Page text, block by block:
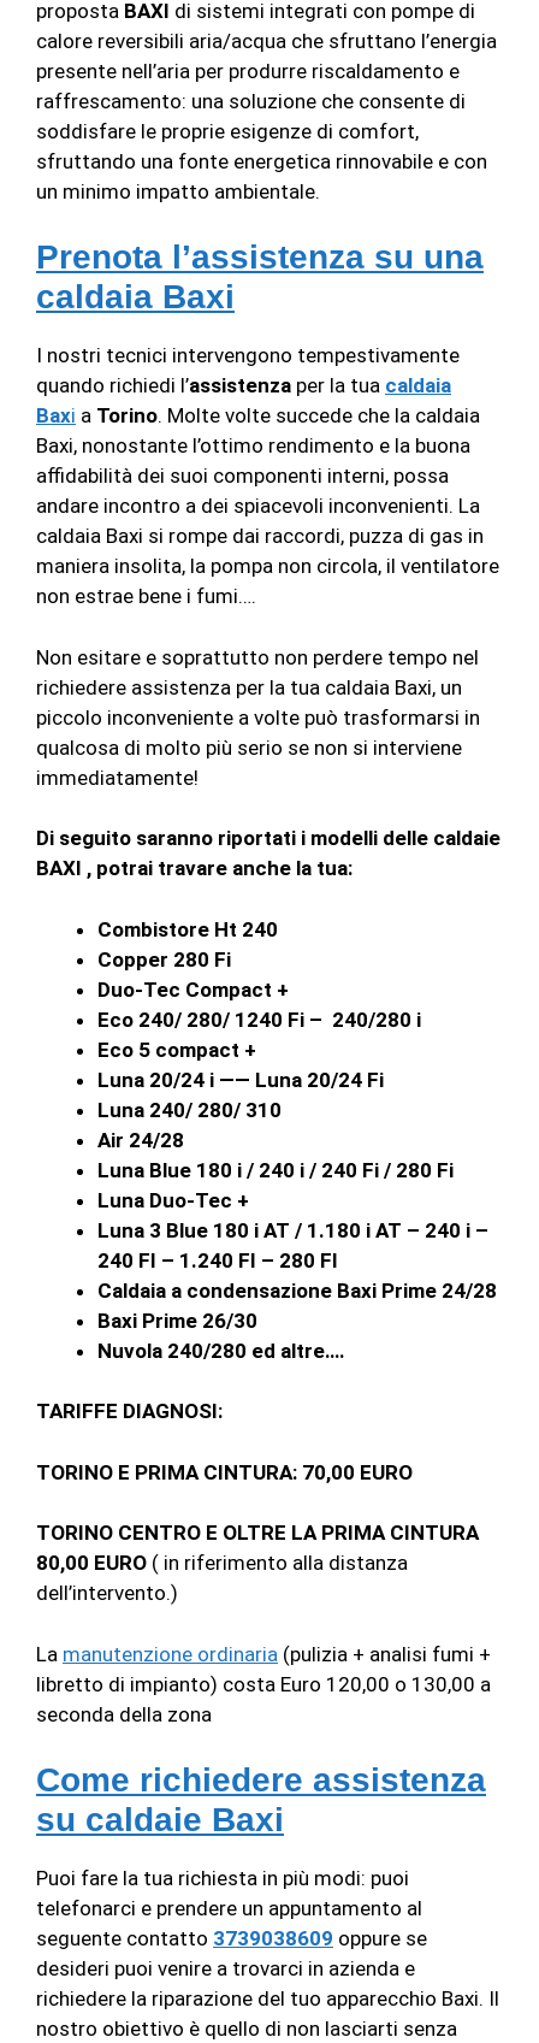
proposta BAXI di sistemi integrati con pompe di
calore reversibili aria/acqua che sfruttano l’energia
presente nell’aria per produrre riscaldamento e
raffrescamento: una soluzione che consente di
soddisfare le proprie esigenze di comfort,
sfruttando una fonte energetica rinnovabile e con
un minimo impatto ambientale.
Prenota l’assistenza su una
caldaia Baxi
I nostri tecnici intervengono tempestivamente
quando richiedi l’assistenza per la tua caldaia
Baxi a Torino. Molte volte succede che la caldaia
Baxi, nonostante l’ottimo rendimento e la buona
affidabilità dei suoi componenti interni, possa
andare incontro a dei spiacevoli inconvenienti. La
caldaia Baxi si rompe dai raccordi, puzza di gas in
maniera insolita, la pompa non circola, il ventilatore
non estrae bene i fumi….
Non esitare e soprattutto non perdere tempo nel
richiedere assistenza per la tua caldaia Baxi, un
piccolo inconveniente a volte può trasformarsi in
qualcosa di molto più serio se non si interviene
immediatamente!
Di seguito saranno riportati i modelli delle caldaie
BAXI , potrai travare anche la tua:
Combistore Ht 240
Copper 280 Fi
Duo-Tec Compact +
Eco 240/ 280/ 1240 Fi – 240/280 i
Eco 5 compact +
Luna 20/24 i —— Luna 20/24 Fi
Luna 240/ 280/ 310
Air 24/28
Luna Blue 180 i / 240 i / 240 Fi / 280 Fi
Luna Duo-Tec +
Luna 3 Blue 180 i AT / 1.180 i AT – 240 i –
240 FI – 1.240 FI – 280 FI
Caldaia a condensazione Baxi Prime 24/28
Baxi Prime 26/30
Nuvola 240/280 ed altre….
TARIFFE DIAGNOSI:
TORINO E PRIMA CINTURA: 70,00 EURO
TORINO CENTRO E OLTRE LA PRIMA CINTURA
80,00 EURO ( in riferimento alla distanza
dell’intervento.)
La manutenzione ordinaria (pulizia + analisi fumi +
libretto di impianto) costa Euro 120,00 o 130,00 a
seconda della zona
Come richiedere assistenza
su caldaie Baxi
Puoi fare la tua richiesta in più modi: puoi
telefonarci e prendere un appuntamento al
seguente contatto 3739038609 oppure se
desideri puoi venire a trovarci in azienda e
richiedere la riparazione del tuo apparecchio Baxi. Il
nostro obiettivo è quello di non lasciarti senza